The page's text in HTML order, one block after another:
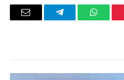
واتساب تيلقرام
البريد